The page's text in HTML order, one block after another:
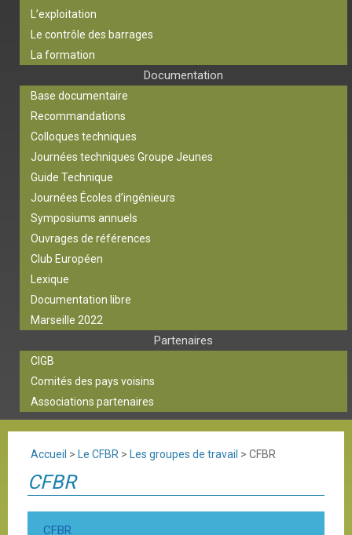
L’exploitation
Le contrôle des barrages
La formation
Documentation
Base documentaire
Recommandations
Colloques techniques
Journées techniques Groupe Jeunes
Guide Technique
Journées Écoles d’ingénieurs
Symposiums annuels
Ouvrages de références
Club Européen
Lexique
Documentation libre
Marseille 2022
Partenaires
CIGB
Comités des pays voisins
Associations partenaires
Accueil > Le CFBR > Les groupes de travail > CFBR
CFBR
CFBR